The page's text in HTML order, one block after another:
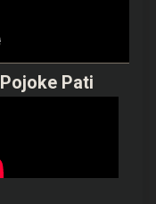
Pojoke Pati